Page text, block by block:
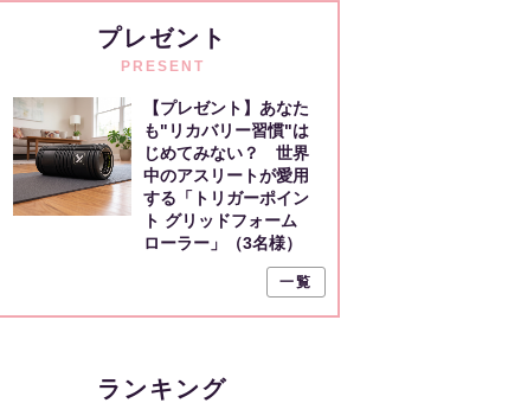
プレゼント
PRESENT
【プレゼント】あなた
も"リカバリー習慣"は
じめてみない？ 世界
中のアスリートが愛用
する「トリガーポイン
ト グリッドフォーム
ローラー」（3名様）
一覧
ランキング